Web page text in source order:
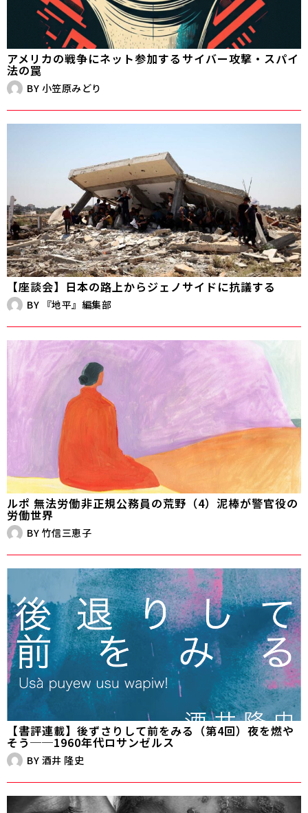
アメリカの戦争にネット参加する――サイバー攻撃・スパイ
法の罠
BY 小笠原みどり
【座談会】日本の路上からジェノサイドに抗議する
BY 『地平』編集部
ルポ 無法労働――非正規公務員の荒野（4）泥棒が警官役の
労働世界
BY 竹信三恵子
【書評連載】後ずさりして前をみる（第4回）夜を燃や
そう──1960年代ロサンゼルス
BY 酒井 隆史